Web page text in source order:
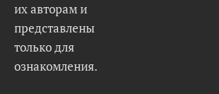
их авторам и
представлены
только для
ознакомления.